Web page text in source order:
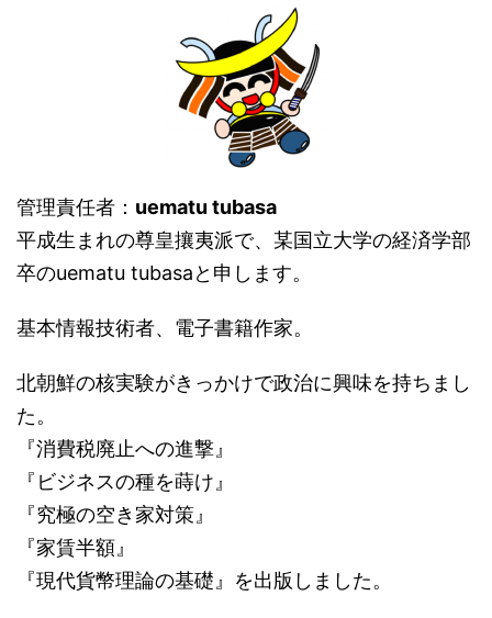
管理責任者： uematu tubasa
平成生まれの尊皇攘夷派で、某国立大学の経済学部
卒のuematu tubasaと申します。
基本情報技術者、電子書籍作家。
北朝鮮の核実験がきっかけで政治に興味を持ちまし
た。
『消費税廃止への進撃』
『ビジネスの種を蒔け』
『究極の空き家対策』
『家賃半額』
『現代貨幣理論の基礎』を出版しました。